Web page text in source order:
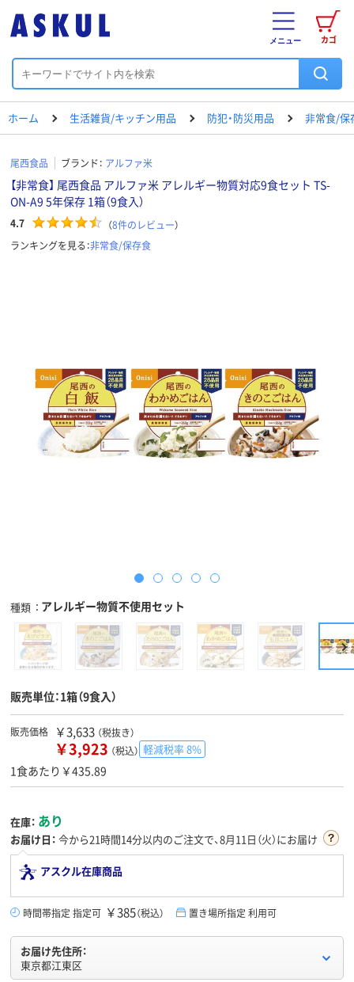
カゴ
メニュー
ホーム 生活雑貨/キッチン用品 防犯・防災用品 非常食/保
尾西食品 ブランド： アルファ米
【非常食】 尾西食品 アルファ米 アレルギー物質対応9食セット TS-
ON-A9 5年保存 1箱（9食入）
4.7 （8件のレビュー）
ランキングを見る：非常食/保存食
種類 アレルギー物質不使用セット
販売単位：1箱（9食入）
販売価格 ￥3,633 （税抜き）
￥3,923 （税込） 軽減税率 8%
1食あたり￥435.89
在庫： あり
お届け日： 今から21時間14分以内のご注文で、8月11日（火）にお届け
アスクル在庫商品
時間帯指定 指定可 ￥385（税込） 置き場所指定 利用可
お届け先住所：
東京都江東区